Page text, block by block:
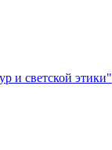
и светской этики"